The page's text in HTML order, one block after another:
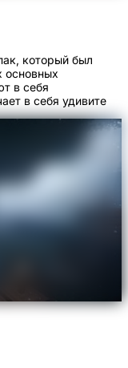
который был
основных
в себя
в себя удивите